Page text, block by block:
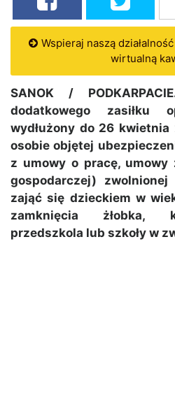
Wspieraj naszą
wirtualną
SANOK /
dodatkowego zasiłku
wydłużony do 26 kwietnia
osobie objętej
z umowy o pracę, umowy
gospodarczej)
zająć się dzieckiem w
zamknięcia żłobka,
przedszkola lub szkoły w